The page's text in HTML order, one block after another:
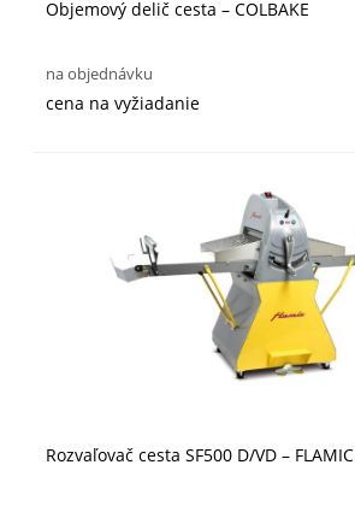
Objemový delič cesta – COLBAKE
na objednávku
cena na vyžiadanie
Rozvaľovač cesta SF500 D/VD – FLAMIC